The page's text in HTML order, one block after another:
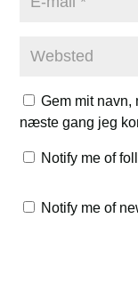
Gem mit navn,
næste gang jeg
Notify me of
Notify me of